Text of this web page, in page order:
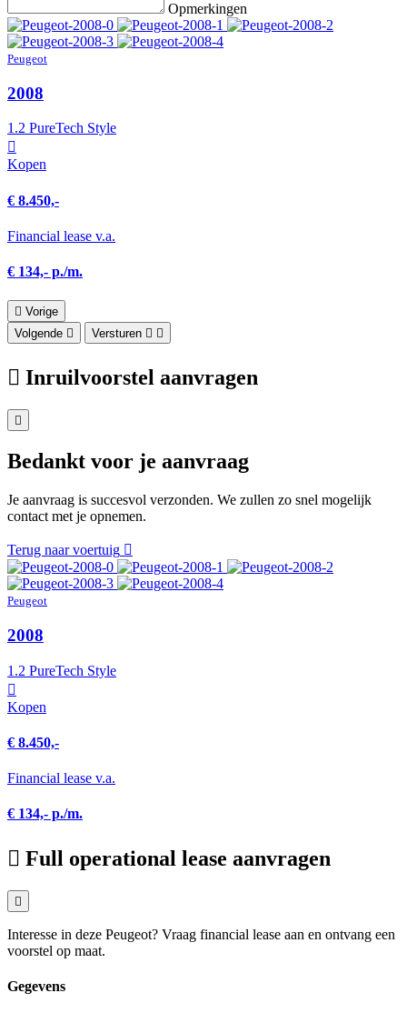
Opmerkingen
Peugeot
2008
1.2 PureTech Style
Kopen
€ 8.450,-
Financial lease v.a.
€ 134,- p./m.
Vorige
Volgende
Versturen
Inruilvoorstel aanvragen
Bedankt voor je aanvraag
Je aanvraag is succesvol verzonden. We zullen zo snel mogelijk
contact met je opnemen.
Terug naar voertuig
Peugeot
2008
1.2 PureTech Style
Kopen
€ 8.450,-
Financial lease v.a.
€ 134,- p./m.
Full operational lease aanvragen
Interesse in deze Peugeot? Vraag financial lease aan en ontvang een
voorstel op maat.
Gegevens